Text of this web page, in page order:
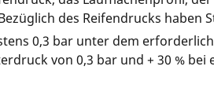
des Reifendrucks haben
0,3 bar unter dem
von 0,3 bar und + 30 %